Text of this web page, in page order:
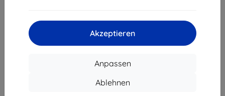
Akzeptieren
Anpassen
Ablehnen
Hersteller
Produktnummer
A00028518
Mobiltelefone